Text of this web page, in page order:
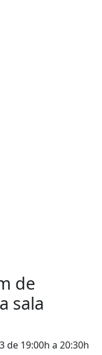
de
sala
de 19:00h a 20:30h